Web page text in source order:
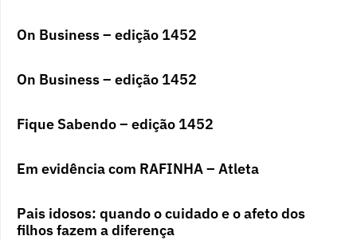
On Business – edição 1452
On Business – edição 1452
Fique Sabendo – edição 1452
Em evidência com RAFINHA – Atleta
Pais idosos: quando o cuidado e o afeto dos
filhos fazem a diferença